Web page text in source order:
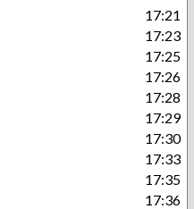
17:21
17:23
17:25
17:26
17:28
17:29
17:30
17:33
17:35
17:36